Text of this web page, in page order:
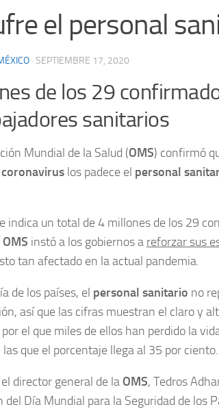
el personal
· SEPTIEMBRE 17, 2020
de los 29
sanitarios
Mundial de la Salud (OMS) confirmó
coronavirus los padece el personal
indica un total de 4 millones de los 29
OMS instó a los gobiernos a reforzar sus
tan afectado en la actual pandemia.
de los países, el personal sanitario no
así que las cifras muestran el claro y
el que miles de ellos han perdido la
que el porcentaje llega al 35 por ciento.
director general de la OMS, Tedros
Día Mundial para la Seguridad de los